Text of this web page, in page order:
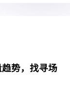
势，找寻场